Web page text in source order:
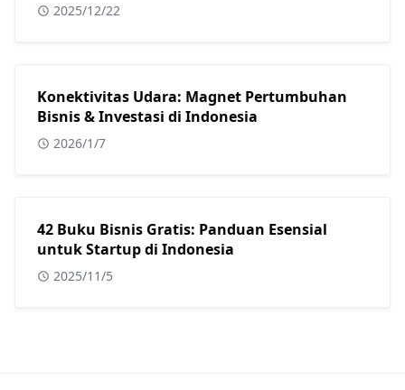
2025/12/22
Konektivitas Udara: Magnet Pertumbuhan
Bisnis & Investasi di Indonesia
2026/1/7
42 Buku Bisnis Gratis: Panduan Esensial
untuk Startup di Indonesia
2025/11/5